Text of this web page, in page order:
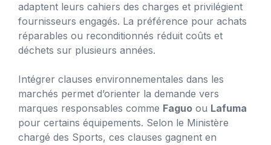
adaptent leurs cahiers des charges et privilégient
fournisseurs engagés. La préférence pour achats
réparables ou reconditionnés réduit coûts et
déchets sur plusieurs années.
Intégrer clauses environnementales dans les
marchés permet d’orienter la demande vers
marques responsables comme Faguo ou Lafuma
pour certains équipements. Selon le Ministère
chargé des Sports, ces clauses gagnent en